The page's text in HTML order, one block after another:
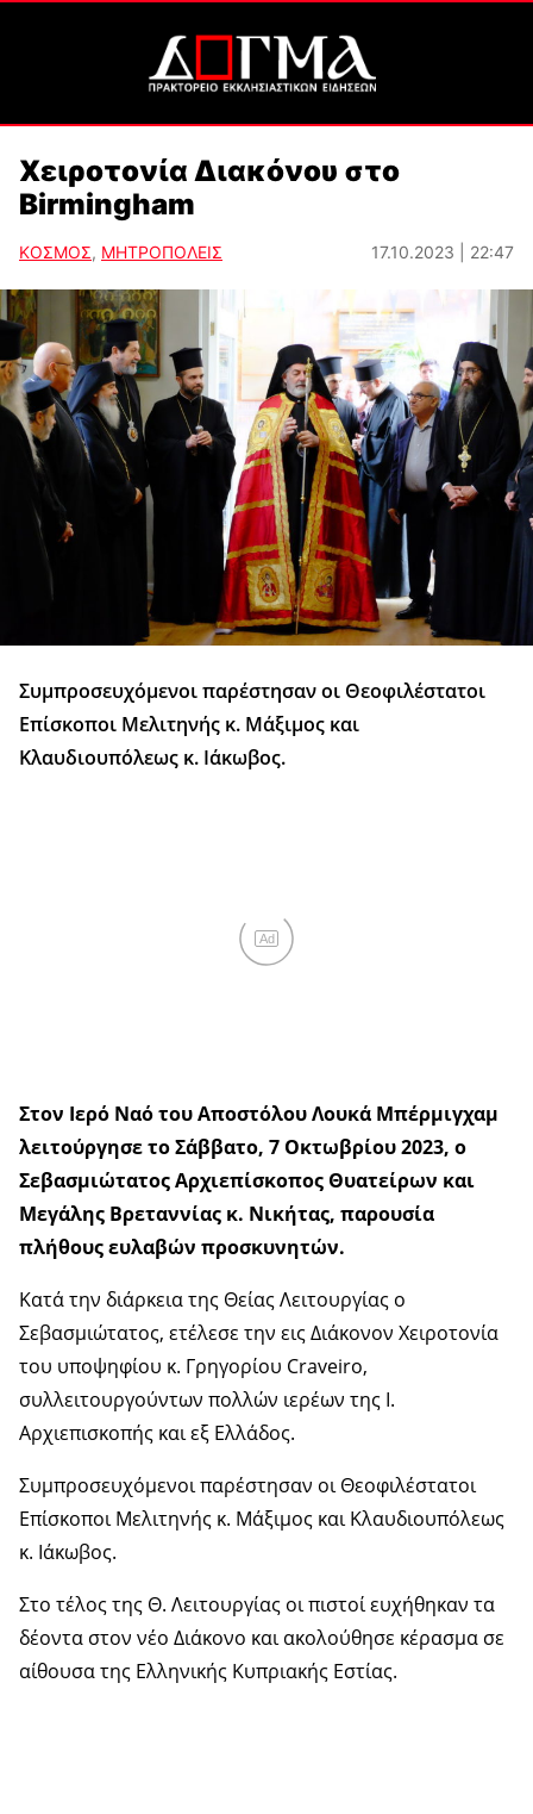
Χειροτονία Διακόνου στο
Birmingham
ΚΟΣΜΟΣ, ΜΗΤΡΟΠΟΛΕΙΣ 17.10.2023 | 22:47
Συμπροσευχόμενοι παρέστησαν οι Θεοφιλέστατοι
Επίσκοποι Μελιτηνής κ. Μάξιμος και
Κλαυδιουπόλεως κ. Ιάκωβος.
Ad
Στον Ιερό Ναό του Αποστόλου Λουκά Μπέρμιγχαμ
λειτούργησε το Σάββατο, 7 Οκτωβρίου 2023, ο
Σεβασμιώτατος Αρχιεπίσκοπος Θυατείρων και
Μεγάλης Βρεταννίας κ. Νικήτας, παρουσία
πλήθους ευλαβών προσκυνητών.
Κατά την διάρκεια της Θείας Λειτουργίας ο
Σεβασμιώτατος, ετέλεσε την εις Διάκονον Χειροτονία
του υποψηφίου κ. Γρηγορίου Craveiro,
συλλειτουργούντων πολλών ιερέων της Ι.
Αρχιεπισκοπής και εξ Ελλάδος.
Συμπροσευχόμενοι παρέστησαν οι Θεοφιλέστατοι
Επίσκοποι Μελιτηνής κ. Μάξιμος και Κλαυδιουπόλεως
κ. Ιάκωβος.
Στο τέλος της Θ. Λειτουργίας οι πιστοί ευχήθηκαν τα
δέοντα στον νέο Διάκονο και ακολούθησε κέρασμα σε
αίθουσα της Ελληνικής Κυπριακής Εστίας.